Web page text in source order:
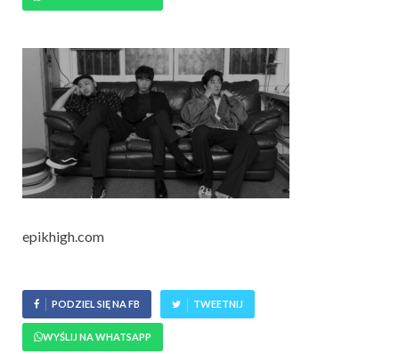
epikhigh.com
PODZIEL SIĘ NA FB TWEETNIJ
WYŚLIJ NA WHATSAPP